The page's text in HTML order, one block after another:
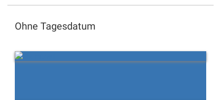
Ohne Tagesdatum